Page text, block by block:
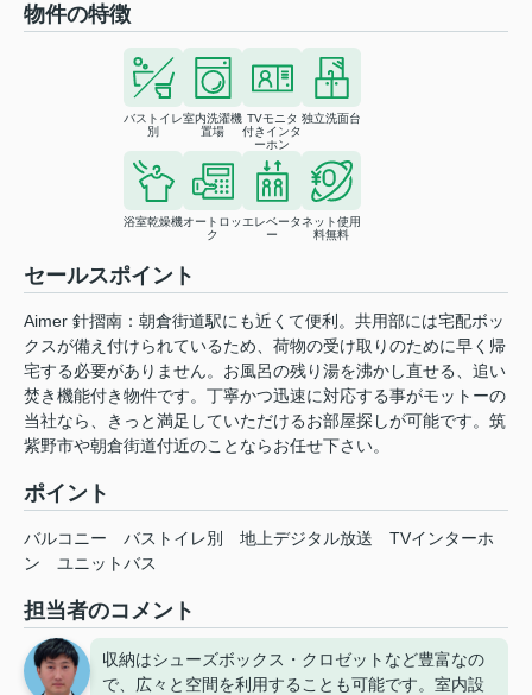
物件の特徴
バストイレ
別
室内洗濯機
置場
TVモニタ
付きインタ
ーホン
独立洗面台
浴室乾燥機オートロッ
ク
エレベータ
ー
ネット使用
料無料
セールスポイント
Aimer 針摺南：朝倉街道駅にも近くて便利。共用部には宅配ボッ
クスが備え付けられているため、荷物の受け取りのために早く帰
宅する必要がありません。お風呂の残り湯を沸かし直せる、追い
焚き機能付き物件です。丁寧かつ迅速に対応する事がモットーの
当社なら、きっと満足していただけるお部屋探しが可能です。筑
紫野市や朝倉街道付近のことならお任せ下さい。
ポイント
バルコニー バストイレ別 地上デジタル放送
TVインターホ
ン
ユニットバス
担当者のコメント
収納はシューズボックス・クロゼットなど豊富なの
で、広々と空間を利用することも可能です。室内設